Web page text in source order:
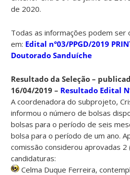
de 2020.
Todas as informações podem ser
em: Edital n°03/PPGD/2019
Doutorado Sanduíche
Resultado da Seleção –
16/04/2019 – Resultado Edital
A coordenadora do subprojeto,
informou o número de bolsas
bolsas para o período de seis
bolsa para o período de um ano.
comissão considerou aprovadas 2
candidaturas:
Celma Duque Ferreira,